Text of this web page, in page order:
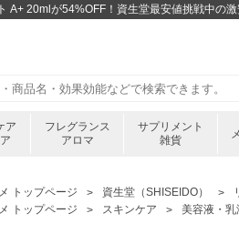
A+ 20mlが54%OFF！資生堂最安値挑戦中の激
ア
フレグランス
アロマ
サプリメント
雑貨
トップページ 資生堂（SHISEIDO）
トップページ
スキンケア 美容液・乳